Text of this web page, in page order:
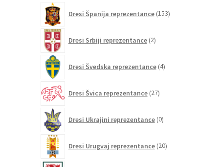
Dresi Španija reprezentance 153izdelkov
Dresi Srbiji reprezentance 2izdelka
Dresi Švedska reprezentance 4izdelki
Dresi Švica reprezentance 27izdelkov
Dresi Ukrajini reprezentance 0izdelkov
Dresi Urugvaj reprezentance 20izdelkov